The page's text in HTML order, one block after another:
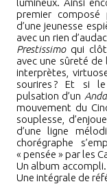
lumineux. Ainsi
premier composé
d’une jeunesse
avec un rien
Prestissimoqui clôt
avec une sûreté
interprètes,
sourires ? Et si le
pulsation d’un
mouvement du
souplesse,
d’une ligne
chorégraphe
« pensée » par les
Un album
Une intégrale de